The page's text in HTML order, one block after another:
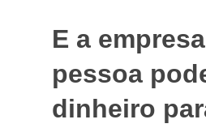
E a
pessoa
dinheiro